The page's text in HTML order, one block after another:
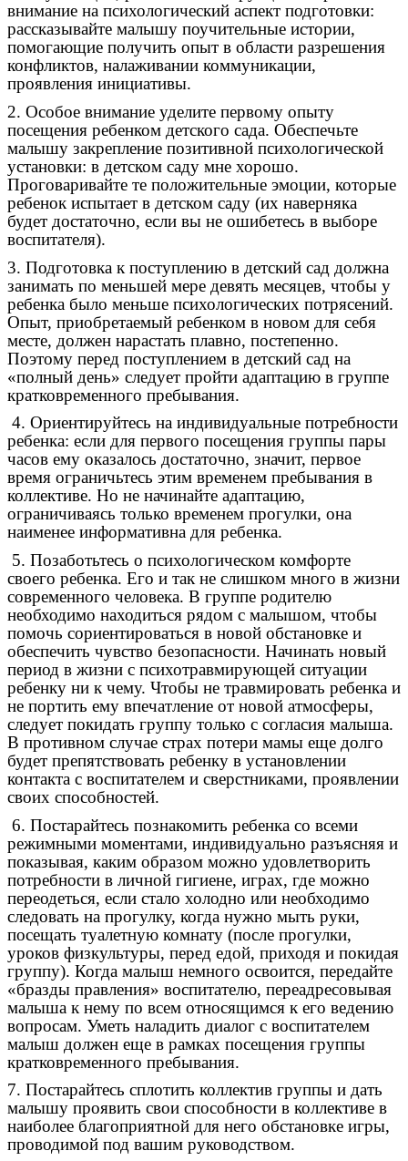
внимание на психологический аспект подготовки:
рассказывайте малышу поучительные истории,
помогающие получить опыт в области разрешения
конфликтов, налаживании коммуникации,
проявления инициативы.
2. Особое внимание уделите первому опыту
посещения ребенком детского сада. Обеспечьте
малышу закрепление позитивной психологической
установки: в детском саду мне хорошо.
Проговаривайте те положительные эмоции, которые
ребенок испытает в детском саду (их наверняка
будет достаточно, если вы не ошибетесь в выборе
воспитателя).
3. Подготовка к поступлению в детский сад должна
занимать по меньшей мере девять месяцев, чтобы у
ребенка было меньше психологических потрясений.
Опыт, приобретаемый ребенком в новом для себя
месте, должен нарастать плавно, постепенно.
Поэтому перед поступлением в детский сад на
«полный день» следует пройти адаптацию в группе
кратковременного пребывания.
4. Ориентируйтесь на индивидуальные потребности
ребенка: если для первого посещения группы пары
часов ему оказалось достаточно, значит, первое
время ограничьтесь этим временем пребывания в
коллективе. Но не начинайте адаптацию,
ограничиваясь только временем прогулки, она
наименее информативна для ребенка.
5. Позаботьтесь о психологическом комфорте
своего ребенка. Его и так не слишком много в жизни
современного человека. В группе родителю
необходимо находиться рядом с малышом, чтобы
помочь сориентироваться в новой обстановке и
обеспечить чувство безопасности. Начинать новый
период в жизни с психотравмирующей ситуации
ребенку ни к чему. Чтобы не травмировать ребенка и
не портить ему впечатление от новой атмосферы,
следует покидать группу только с согласия малыша.
В противном случае страх потери мамы еще долго
будет препятствовать ребенку в установлении
контакта с воспитателем и сверстниками, проявлении
своих способностей.
6. Постарайтесь познакомить ребенка со всеми
режимными моментами, индивидуально разъясняя и
показывая, каким образом можно удовлетворить
потребности в личной гигиене, играх, где можно
переодеться, если стало холодно или необходимо
следовать на прогулку, когда нужно мыть руки,
посещать туалетную комнату (после прогулки,
уроков физкультуры, перед едой, приходя и покидая
группу). Когда малыш немного освоится, передайте
«бразды правления» воспитателю, переадресовывая
малыша к нему по всем относящимся к его ведению
вопросам. Уметь наладить диалог с воспитателем
малыш должен еще в рамках посещения группы
кратковременного пребывания.
7. Постарайтесь сплотить коллектив группы и дать
малышу проявить свои способности в коллективе в
наиболее благоприятной для него обстановке игры,
проводимой под вашим руководством.